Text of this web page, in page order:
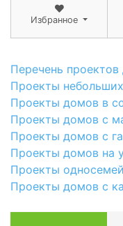
Избранное
Перечень
Проекты
Проекты домов в
Проекты домов с
Проекты домов с
Проекты домов на
Проекты
Проекты домов с